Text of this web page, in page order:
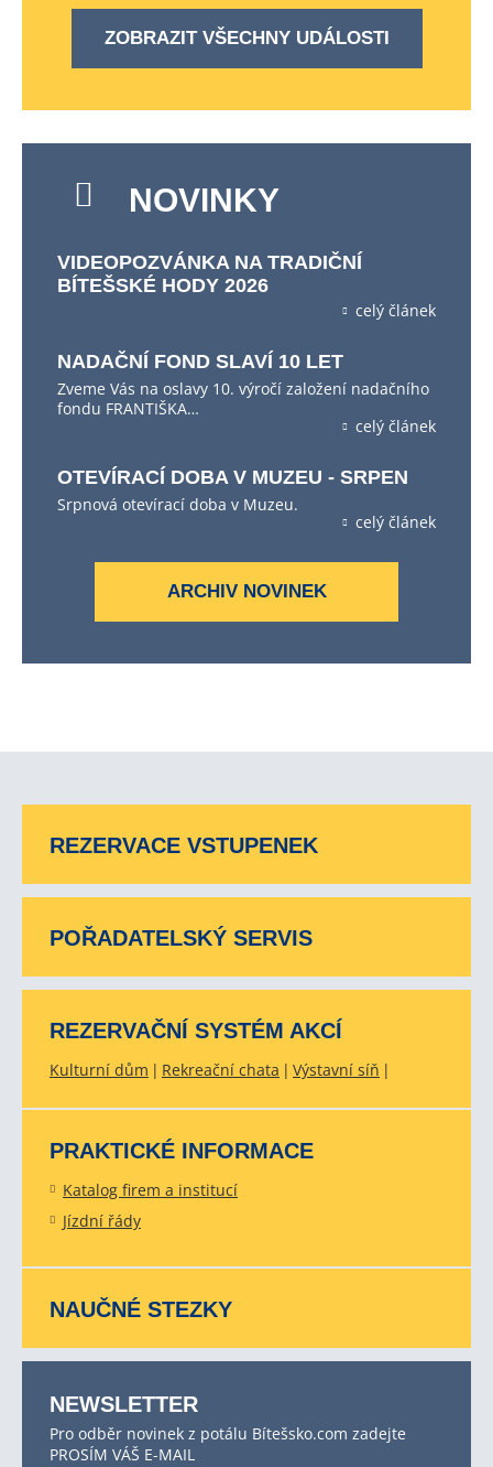
ZOBRAZIT VŠECHNY UDÁLOSTI
NOVINKY
VIDEOPOZVÁNKA NA TRADIČNÍ
BÍTEŠSKÉ HODY 2026
celý článek
NADAČNÍ FOND SLAVÍ 10 LET
Zveme Vás na oslavy 10. výročí založení nadačního
fondu FRANTIŠKA…
celý článek
OTEVÍRACÍ DOBA V MUZEU - SRPEN
Srpnová otevírací doba v Muzeu.
celý článek
ARCHIV NOVINEK
REZERVACE VSTUPENEK
POŘADATELSKÝ SERVIS
REZERVAČNÍ SYSTÉM AKCÍ
Kulturní dům Rekreační chata Výstavní síň
PRAKTICKÉ INFORMACE
Katalog firem a institucí
Jízdní řády
NAUČNÉ STEZKY
NEWSLETTER
Pro odběr novinek z potálu Bítešsko.com zadejte
PROSÍM VÁŠ E-MAIL